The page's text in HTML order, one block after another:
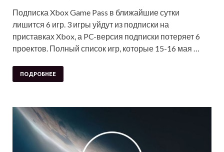
Подписка Xbox Game Pass в ближайшие сутки
лишится 6 игр. 3 игры уйдут из подписки на
приставках Xbox, а PC-версия подписки потеряет 6
проектов. Полный список игр, которые 15-16 мая …
ПОДРОБНЕЕ